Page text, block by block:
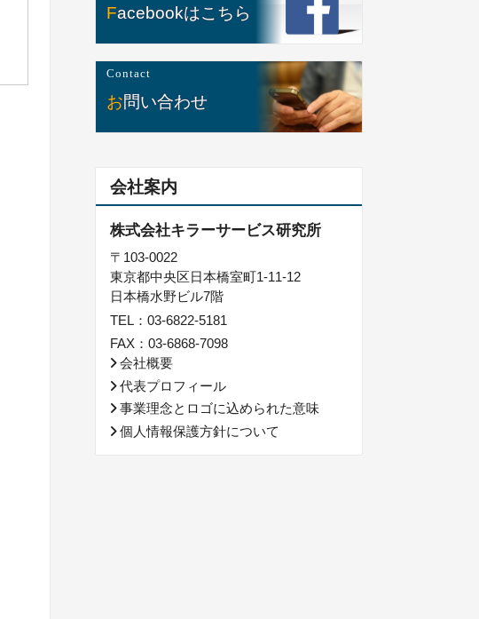
Facebookはこちら
Contact
お問い合わせ
会社案内
株式会社キラーサービス研究所
〒103-0022
東京都中央区日本橋室町1-11-12
日本橋水野ビル7階
TEL：03-6822-5181
FAX：03-6868-7098
会社概要
代表プロフィール
事業理念とロゴに込められた意味
個人情報保護方針について